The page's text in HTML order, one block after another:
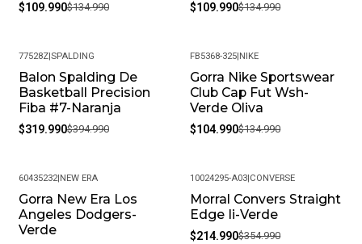
$109.990$134.990 $109.990$134.990
-19%
77528Z| SPALDING
Balon Spalding De
Basketball Precision
Fiba #7-Naranja
$319.990$394.990
-22%
FB5368-325 NIKE
Gorra Nike Sportswear
Club Cap Fut Wsh-
Verde Oliva
$104.990$134.990
60435232| NEW ERA
Gorra New Era Los
Angeles Dodgers-
Verde
-39%
10024295-A03 CONVERSE
Morral Convers Straight
Edge Ii-Verde
$214.990$354.990